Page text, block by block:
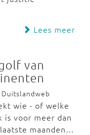
Lees meer
van
wie - of welke
voor meer dan
maanden…